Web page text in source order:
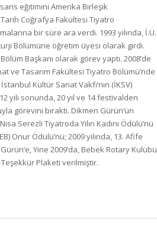
eğitimini Amerika Birleşik
Coğrafya Fakültesi Tiyatro
bir süre ara verdi. 1993 yılında, İ.Ü.
Bölümüne öğretim üyesi olarak girdi.
Başkanı olarak görev yaptı. 2008’de
ve Tasarım Fakültesi Tiyatro Bölümü’nde
Kültür Sanat Vakfı’nın (İKSV)
yılı sonunda, 20 yıl ve 14 festivalden
görevini bıraktı. Dikmen Gürün’ün
Serezli Tiyatroda Yılın Kadını Ödülü’nü
Onur Ödülü’nü; 2009 yılında, 13. Afife
Yine 2009’da, Bebek Rotary Kulübü
Plaketi verilmiştir.